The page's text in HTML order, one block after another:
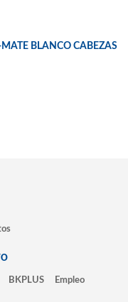
BLANCO CABEZAS
BKPLUS Empleo